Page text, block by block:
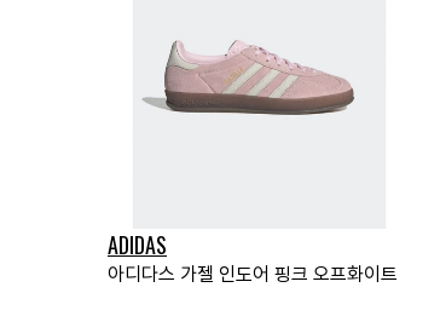
ADIDAS
아디다스 가젤 인도어 핑크 오프화이트